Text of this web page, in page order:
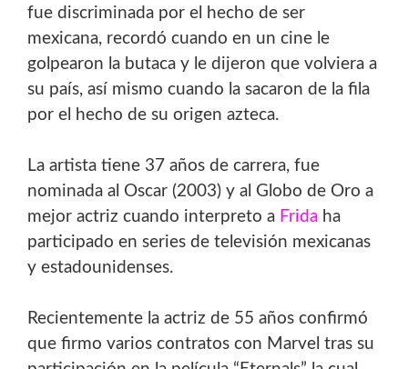
fue discriminada por el hecho de ser
mexicana, recordó cuando en un cine le
golpearon la butaca y le dijeron que volviera a
su país, así mismo cuando la sacaron de la fila
por el hecho de su origen azteca.
La artista tiene 37 años de carrera, fue
nominada al Oscar (2003) y al Globo de Oro a
mejor actriz cuando interpreto a Frida ha
participado en series de televisión mexicanas
y estadounidenses.
Recientemente la actriz de 55 años confirmó
que firmo varios contratos con Marvel tras su